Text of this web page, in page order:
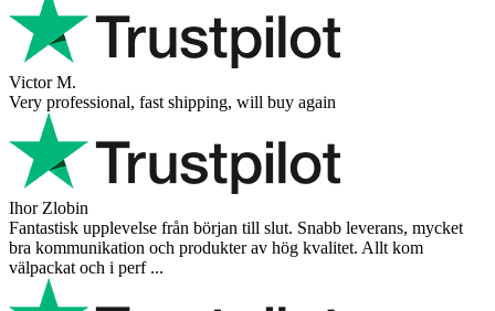
Victor M.
Very professional, fast shipping, will buy again
Ihor Zlobin
Fantastisk upplevelse från början till slut. Snabb leverans, mycket
bra kommunikation och produkter av hög kvalitet. Allt kom
välpackat och i perf ...